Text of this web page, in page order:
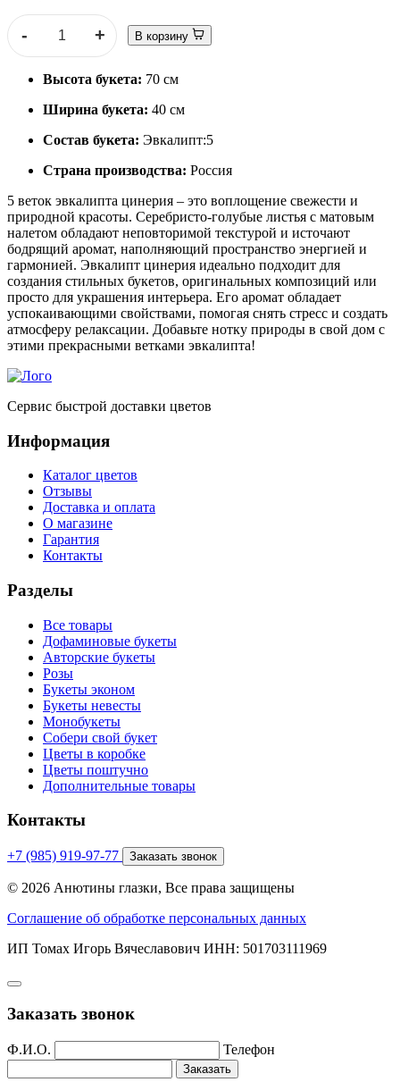
- + В корзину
Высота букета: 70 см
Ширина букета: 40 см
Состав букета: Эвкалипт:5
Страна производства: Россия
5 веток эвкалипта цинерия – это воплощение свежести и
природной красоты. Серебристо-голубые листья с матовым
налетом обладают неповторимой текстурой и источают
бодрящий аромат, наполняющий пространство энергией и
гармонией. Эвкалипт цинерия идеально подходит для
создания стильных букетов, оригинальных композиций или
просто для украшения интерьера. Его аромат обладает
успокаивающими свойствами, помогая снять стресс и создать
атмосферу релаксации. Добавьте нотку природы в свой дом с
этими прекрасными ветками эвкалипта!
Сервис быстрой доставки цветов
Информация
Каталог цветов
Отзывы
Доставка и оплата
О магазине
Гарантия
Контакты
Разделы
Все товары
Дофаминовые букеты
Авторские букеты
Розы
Букеты эконом
Букеты невесты
Монобукеты
Собери свой букет
Цветы в коробке
Цветы поштучно
Дополнительные товары
Контакты
+7 (985) 919-97-77 Заказать звонок
© 2026 Анютины глазки, Все права защищены
Соглашение об обработке персональных данных
ИП Томах Игорь Вячеславович ИНН: 501703111969
Заказать звонок
Ф.И.О. Телефон
Заказать